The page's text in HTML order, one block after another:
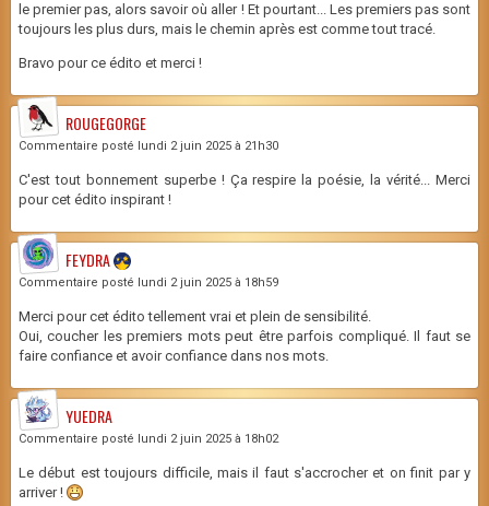
le premier pas, alors savoir où aller ! Et pourtant... Les premiers pas sont
toujours les plus durs, mais le chemin après est comme tout tracé.
Bravo pour ce édito et merci !
ROUGEGORGE
Commentaire posté lundi 2 juin 2025 à 21h30
C'est tout bonnement superbe ! Ça respire la poésie, la vérité... Merci
pour cet édito inspirant !
FEYDRA
Commentaire posté lundi 2 juin 2025 à 18h59
Merci pour cet édito tellement vrai et plein de sensibilité.
Oui, coucher les premiers mots peut être parfois compliqué. Il faut se
faire confiance et avoir confiance dans nos mots.
YUEDRA
Commentaire posté lundi 2 juin 2025 à 18h02
Le début est toujours difficile, mais il faut s'accrocher et on finit par y
arriver !